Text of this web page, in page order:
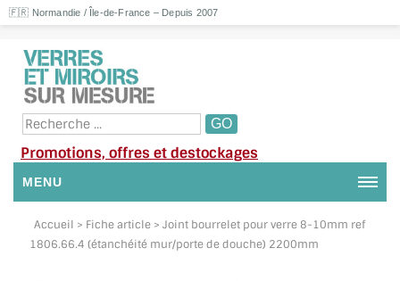
🇫🇷 Normandie / Île-de-France – Depuis 2007
Promotions, offres et destockages
MENU
NOUS CONTACTER
Accueil > Fiche article > Joint bourrelet pour verre 8-10mm ref
1806.66.4 (étanchéité mur/porte de douche) 2200mm